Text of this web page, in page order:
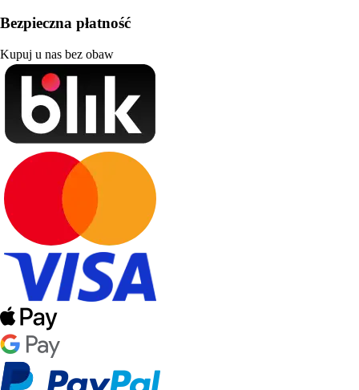
Bezpieczna płatność
Kupuj u nas bez obaw